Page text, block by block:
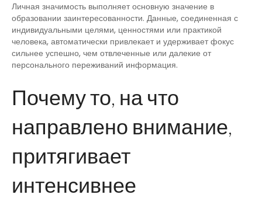
Личная значимость выполняет основную значение в
образовании заинтересованности. Данные, соединенная с
индивидуальными целями, ценностями или практикой
человека, автоматически привлекает и удерживает фокус
сильнее успешно, чем отвлеченные или далекие от
персонального переживаний информация.
Почему то, на что
направлено внимание,
притягивает
интенсивнее